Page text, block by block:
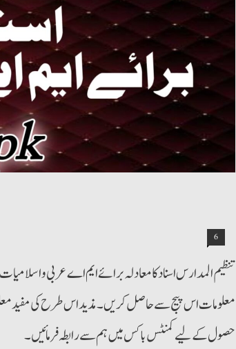
6
تنظیم المدارس اسناد کامعادلہ برائے ایم اے عربی
معلومات اس پیج سے حاصل کریں۔ مذید اس طرح کی مفید
حصول کے لیے کمنٹس باکس میں ہم سےرابطہ فرمائیں۔